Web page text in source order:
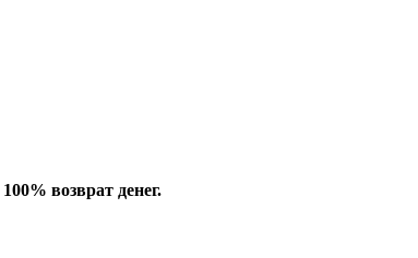
100% возврат денег.